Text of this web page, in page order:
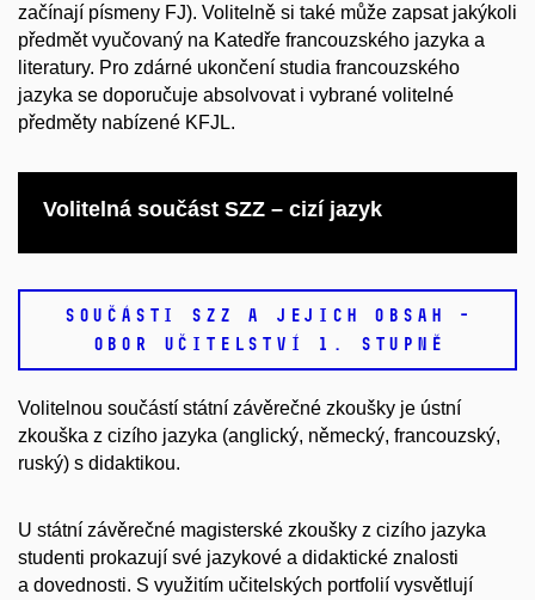
začínají písmeny FJ). Volitelně si také může zapsat jakýkoli
předmět vyučovaný na Katedře francouzského jazyka a
literatury. Pro zdárné ukončení studia francouzského
jazyka se doporučuje absolvovat i vybrané volitelné
předměty nabízené KFJL.
Volitelná součást SZZ – cizí jazyk
SOUČÁSTI SZZ A JEJICH OBSAH -
OBOR UČITELSTVÍ 1. STUPNĚ
Volitelnou součástí státní závěrečné zkoušky je ústní
zkouška z cizího jazyka (anglický, německý, francouzský,
ruský) s didaktikou.
U státní závěrečné magisterské zkoušky z cizího jazyka
studenti prokazují své jazykové a didaktické znalosti
a dovednosti. S využitím učitelských portfolií vysvětlují